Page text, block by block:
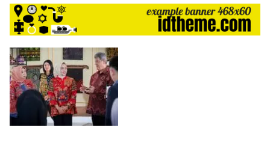
yang
relatif
lebih
murah
dari
Koran
maupun
media
siber
lainnya,